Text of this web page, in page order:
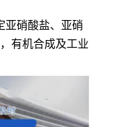
亚硝酸盐、亚硝
有机合成及工业